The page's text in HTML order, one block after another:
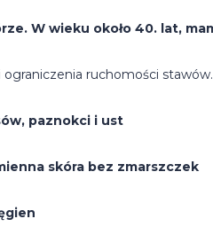
W wieku około 40. lat,
ruchomości stawów.
paznokci i ust
skóra bez zmarszczek